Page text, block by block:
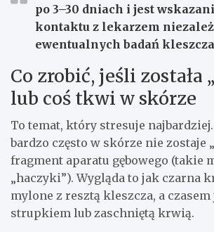
po 3–30 dniach i jest
kontaktu z lekarzem
ewentualnych badań
Co zrobić, jeśli została
lub coś tkwi w skórze
To temat, który stresuje
bardzo często w skórze nie zostaje
fragment aparatu gębowego (takie
„haczyki”). Wygląda to jak czarna
mylone z resztą kleszcza, a
strupkiem lub zaschniętą krwią.